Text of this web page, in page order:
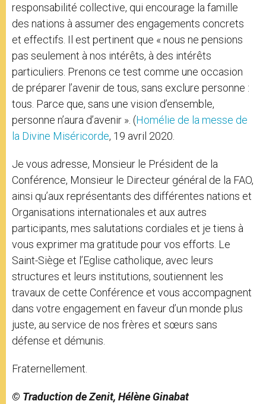
responsabilité collective, qui encourage la famille
des nations à assumer des engagements concrets
et effectifs. Il est pertinent que « nous ne pensions
pas seulement à nos intérêts, à des intérêts
particuliers. Prenons ce test comme une occasion
de préparer l’avenir de tous, sans exclure personne :
tous. Parce que, sans une vision d’ensemble,
personne n’aura d’avenir ». (Homélie de la messe de
la Divine Miséricorde, 19 avril 2020.
Je vous adresse, Monsieur le Président de la
Conférence, Monsieur le Directeur général de la FAO,
ainsi qu’aux représentants des différentes nations et
Organisations internationales et aux autres
participants, mes salutations cordiales et je tiens à
vous exprimer ma gratitude pour vos efforts. Le
Saint-Siège et l’Eglise catholique, avec leurs
structures et leurs institutions, soutiennent les
travaux de cette Conférence et vous accompagnent
dans votre engagement en faveur d’un monde plus
juste, au service de nos frères et sœurs sans
défense et démunis.
Fraternellement.
© Traduction de Zenit, Hélène Ginabat